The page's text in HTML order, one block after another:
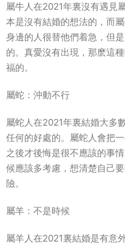
屬牛人在2021年裏沒有遇見
本是沒有結婚的想法的，而
身邊的人很替他們着急，但
的。真愛沒有出現，那麽這
福的。
屬蛇：沖動不行
屬蛇人在2021年裏結婚大多
任何的好處的。屬蛇人會把
之後才後悔是很不應該的事
候應該多考慮，想清楚自己
險。
屬羊：不是時候
屬羊人在2021裏結婚是有意